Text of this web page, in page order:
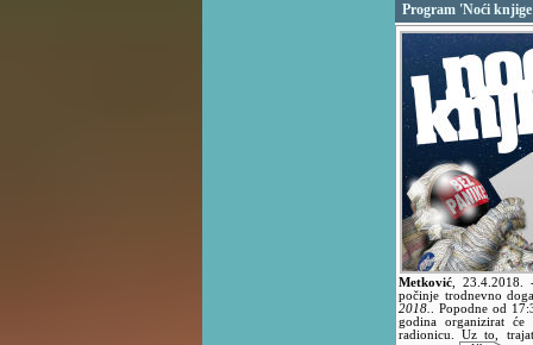
Program 'Noći
Metković 23.4.2018.
počinje trodnevno
2018.
. Popodne od
godina organizirat
radionicu. Uz to,